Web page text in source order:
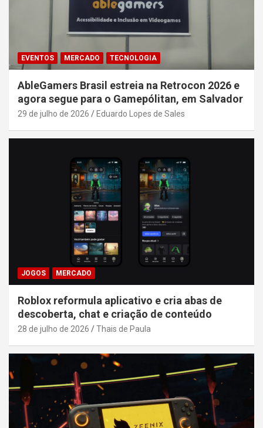
EVENTOS MERCADO TECNOLOGIA
AbleGamers Brasil estreia na Retrocon 2026 e
agora segue para o Gamepólitan, em Salvador
29 de julho de 2026 Eduardo Lopes de Sales
JOGOS MERCADO
Roblox reformula aplicativo e cria abas de
descoberta, chat e criação de conteúdo
28 de julho de 2026 Thais de Paula